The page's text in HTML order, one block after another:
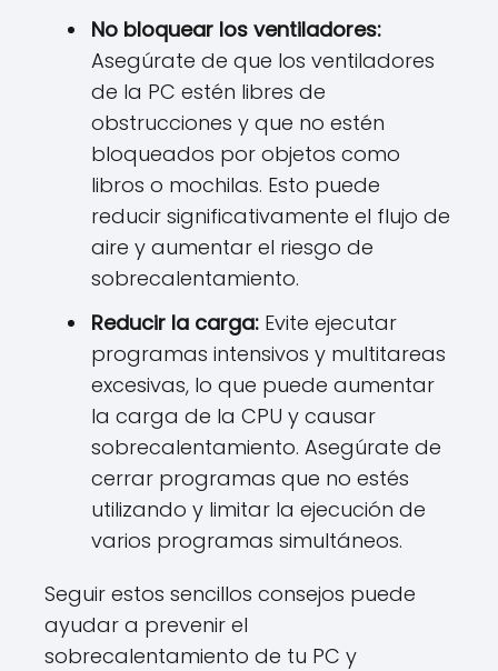
No bloquear los ventiladores:
Asegúrate de que los ventiladores
de la PC estén libres de
obstrucciones y que no estén
bloqueados por objetos como
libros o mochilas. Esto puede
reducir significativamente el flujo de
aire y aumentar el riesgo de
sobrecalentamiento.
Reducir la carga: Evite ejecutar
programas intensivos y multitareas
excesivas, lo que puede aumentar
la carga de la CPU y causar
sobrecalentamiento. Asegúrate de
cerrar programas que no estés
utilizando y limitar la ejecución de
varios programas simultáneos.
Seguir estos sencillos consejos puede
ayudar a prevenir el
sobrecalentamiento de tu PC y